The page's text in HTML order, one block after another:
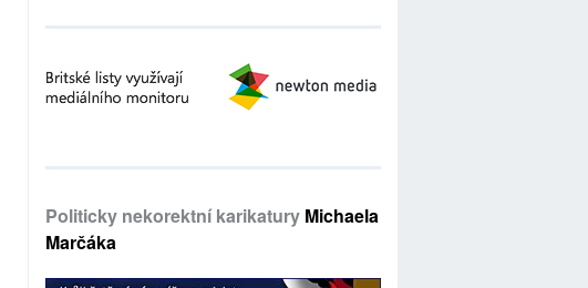
Politicky nekorektní karikatury Michaela
Marčáka